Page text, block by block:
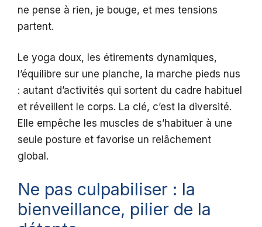
ne pense à rien, je bouge, et mes tensions
partent.
Le yoga doux, les étirements dynamiques,
l’équilibre sur une planche, la marche pieds nus
: autant d’activités qui sortent du cadre habituel
et réveillent le corps. La clé, c’est la diversité.
Elle empêche les muscles de s’habituer à une
seule posture et favorise un relâchement
global.
Ne pas culpabiliser : la
bienveillance, pilier de la